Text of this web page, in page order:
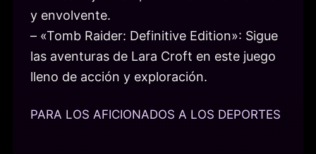
y envolvente.
– «Tomb Raider: Definitive Edition»: Sigue
las aventuras de Lara Croft en este juego
lleno de acción y exploración.
PARA LOS AFICIONADOS A LOS DEPORTES